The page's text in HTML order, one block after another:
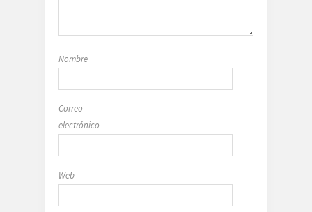
Nombre
Correo
electrónico
Web